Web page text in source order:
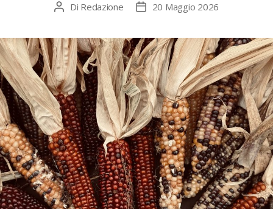
Autore
Di Redazione
Data20 Maggio 2026